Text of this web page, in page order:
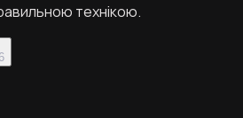
технікою.